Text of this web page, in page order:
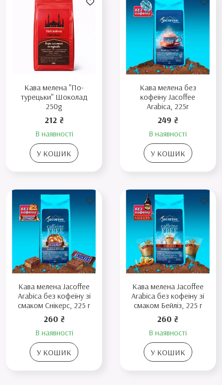
Кава мелена "По-
турецьки" Шоколад
250g
212 ₴
В наявності
У КОШИК
Кава мелена без
кофеїну Jacoffee
Arabica, 225г
249 ₴
В наявності
У КОШИК
Кава мелена Jacoffee
Arabica без кофеїну зі
смаком Снікерс, 225 г
260 ₴
В наявності
У КОШИК
Кава мелена Jacoffee
Arabica без кофеїну зі
смаком Бейліз, 225 г
260 ₴
В наявності
У КОШИК